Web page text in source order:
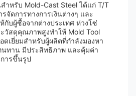
สำหรับ Mold-Cast Steel ได้แก่ T/T
จัดการทางการเงินต่างๆ และ
กับผู้ซื้อจากต่างประเทศ ห่วงโซ่
วัสดุคุณภาพสูงทำให้ Mold Tool
ดเยี่ยมสำหรับผู้ผลิตที่กำลังมองหา
นทาน มีประสิทธิภาพ และคุ้มค่า
ารขึ้นรูป